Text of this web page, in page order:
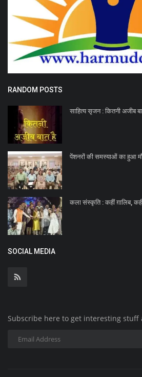
RANDOM POSTS
साहित्य सृजन : कितनी अजीब
पेंशनरों की समस्याओं का हुआ
कला संस्कृति : कहीं ग़ालिब,
SOCIAL MEDIA
Subscribe here to get interesting stuff